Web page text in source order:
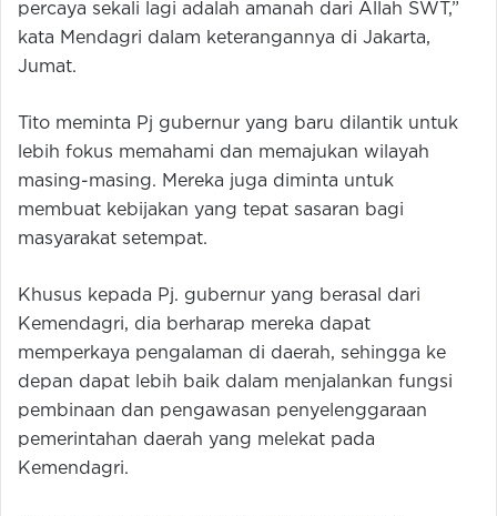
percaya sekali lagi adalah amanah dari Allah SWT,”
kata Mendagri dalam keterangannya di Jakarta,
Jumat.
Tito meminta Pj gubernur yang baru dilantik untuk
lebih fokus memahami dan memajukan wilayah
masing-masing. Mereka juga diminta untuk
membuat kebijakan yang tepat sasaran bagi
masyarakat setempat.
Khusus kepada Pj. gubernur yang berasal dari
Kemendagri, dia berharap mereka dapat
memperkaya pengalaman di daerah, sehingga ke
depan dapat lebih baik dalam menjalankan fungsi
pembinaan dan pengawasan penyelenggaraan
pemerintahan daerah yang melekat pada
Kemendagri.